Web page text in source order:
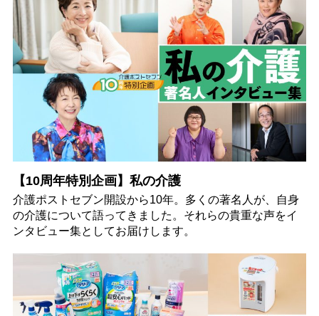
【10周年特別企画】私の介護
介護ポストセブン開設から10年。多くの著名人が、自身
の介護について語ってきました。それらの貴重な声をイ
ンタビュー集としてお届けします。